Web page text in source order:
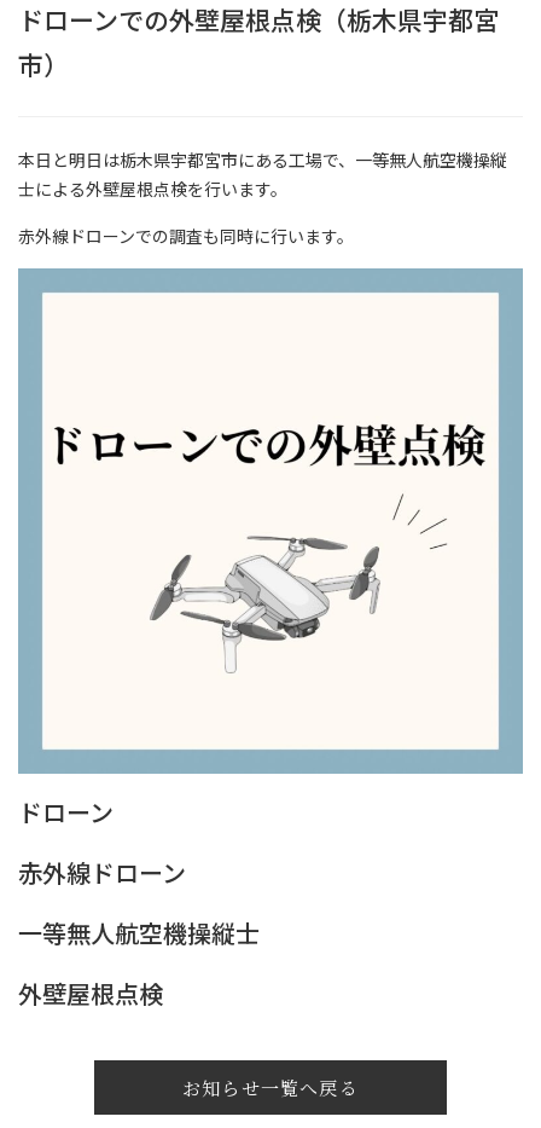
ドローンでの外壁屋根点検（栃木県宇都宮
市）
本日と明日は栃木県宇都宮市にある工場で、一等無人航空機操縦
士による外壁屋根点検を行います。
赤外線ドローンでの調査も同時に行います。
ドローン
赤外線ドローン
一等無人航空機操縦士
外壁屋根点検
お知らせ一覧へ戻る